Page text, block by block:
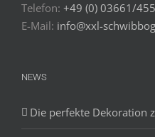
Telefon: +49 (0) 03661/
E-Mail: info@xxl-
NEWS
Die perfekte Dekoration